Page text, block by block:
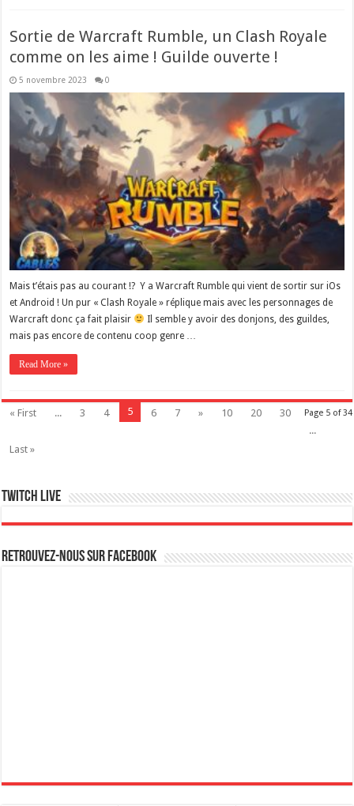
Sortie de Warcraft Rumble, un Clash Royale
comme on les aime ! Guilde ouverte !
5 novembre 2023 0
Mais t’étais pas au courant !? Y a Warcraft Rumble qui vient de sortir sur iOs
et Android ! Un pur « Clash Royale » réplique mais avec les personnages de
Warcraft donc ça fait plaisir
Il semble y avoir des donjons, des guildes,
mais pas encore de contenu coop genre …
Read More »
Page 5 of 34
« First ... 3 4 5 6 7 » 10 20
30
...
Last »
Twitch live
Retrouvez-nous sur Facebook